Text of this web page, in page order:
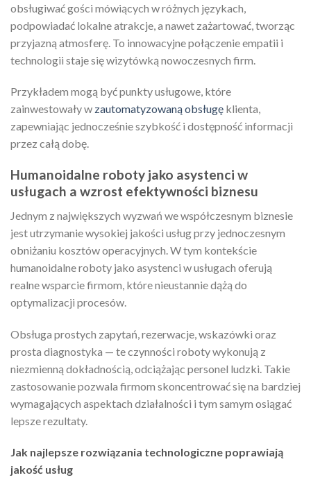
obsługiwać gości mówiących w różnych językach,
podpowiadać lokalne atrakcje, a nawet zażartować, tworząc
przyjazną atmosferę. To innowacyjne połączenie empatii i
technologii staje się wizytówką nowoczesnych firm.
Przykładem mogą być punkty usługowe, które
zainwestowały w zautomatyzowaną obsługę klienta,
zapewniając jednocześnie szybkość i dostępność informacji
przez całą dobę.
Humanoidalne roboty jako asystenci w
usługach a wzrost efektywności biznesu
Jednym z największych wyzwań we współczesnym biznesie
jest utrzymanie wysokiej jakości usług przy jednoczesnym
obniżaniu kosztów operacyjnych. W tym kontekście
humanoidalne roboty jako asystenci w usługach oferują
realne wsparcie firmom, które nieustannie dążą do
optymalizacji procesów.
Obsługa prostych zapytań, rezerwacje, wskazówki oraz
prosta diagnostyka — te czynności roboty wykonują z
niezmienną dokładnością, odciążając personel ludzki. Takie
zastosowanie pozwala firmom skoncentrować się na bardziej
wymagających aspektach działalności i tym samym osiągać
lepsze rezultaty.
Jak najlepsze rozwiązania technologiczne poprawiają
jakość usług